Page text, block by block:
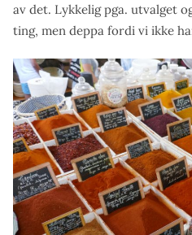
av det. Lykkelig pga. utvalget
ting, men deppa fordi vi ikke